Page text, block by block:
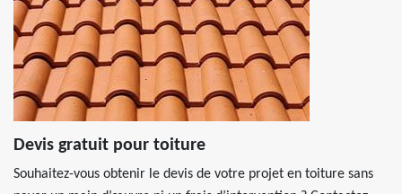
Devis gratuit pour toiture
Souhaitez-vous obtenir le devis de votre projet en toiture sans